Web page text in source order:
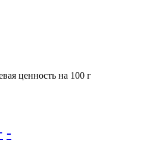
ценность на 100 г
-